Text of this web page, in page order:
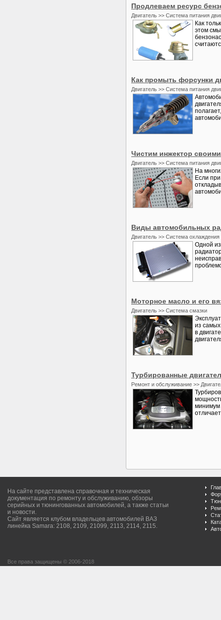
Продлеваем ресурс
Двигатель >> Система питания
Как
этом
Как промыть форсунки
Двигатель >> Система питания
Чистим инжектор
Двигатель >> Система питания
На
Если
Виды автомобильных
Двигатель >> Система охлаждения
Одной
Моторное масло и его
Двигатель >> Система смазки
из
в
Турбированные
Ремонт и обслуживание >>
минимум
На сайте представлена справочная и техническая
документация по ремонту и обслуживанию, обзоры
серийных и тюнингованных автомобилей, а также статьи
и новости.
Сайт является клубом владельцев автомобилей ВАЗ
линейка Samara: 2108, 2109, 21099, 2113, 2114, 2115.
Все права защищены © 2006-2018